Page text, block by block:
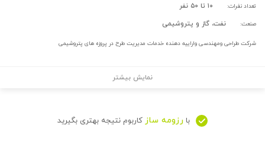
تعداد نفرات: ۱۰ تا ۵۰ نفر
صنعت: نفت، گاز و پتروشیمی
شرکت طراحی ومهندسی واراییه دهنده خدمات مدیریت طرح در پروزه های پتروشیمی
نمایش بیشتر
با رزومه ساز کاربوم نتیجه بهتری بگیرید